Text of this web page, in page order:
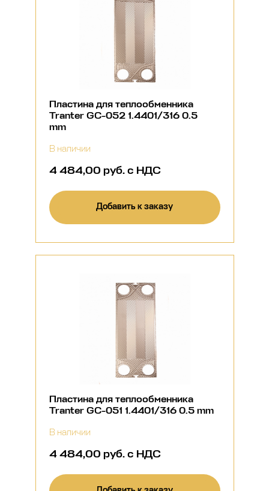
Пластина для теплообменника
Tranter GC-052 1.4401/316 0.5
mm
В наличии
4 484,00 руб. с НДС
Добавить к заказу
Пластина для теплообменника
Tranter GC-051 1.4401/316 0.5 mm
В наличии
4 484,00 руб. с НДС